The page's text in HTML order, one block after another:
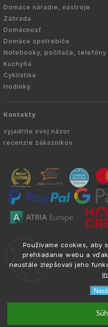
Používame cookies, aby
prehliadanie webu a
neustále zlepšovali jeho
Domáce náradie, nástroje
Záhrada
Domácnosť
Domáce spotrebiče
Notebooky, počítače, telefóny
Kuchyňa
Cyklistika
Hodinky
Kontakty
vyjadrite svoj názor
recenzie zákazníkov
Všetky